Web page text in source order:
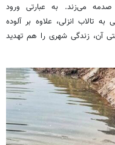
می‌زند. به عبارتی ورود
تالاب انزلی، علاوه بر آلوده
آن، زندگی شهری را هم تهدید